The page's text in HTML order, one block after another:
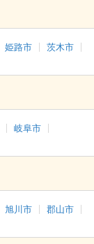
姫路市
茨木市
岐阜市
旭川市
郡山市